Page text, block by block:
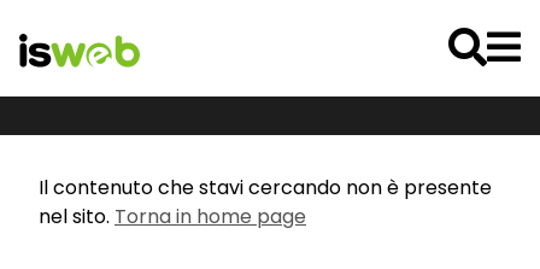
Il contenuto che stavi cercando non è presente
nel sito. Torna in home page